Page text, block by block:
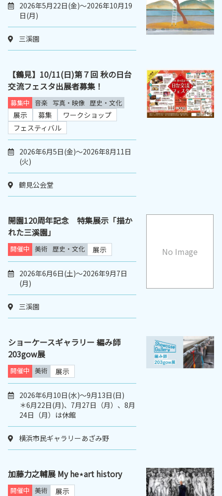
2026年5月22日(金)～2026年10月19
日(月)
三溪園
【鶴見】10/11(日)第７回 秋の日台
交流フェスタ出展者募集！
募集中 音楽 写真・映像 歴史・文化
展示 募集
ワークショップ
フェスティバル
2026年6月5日(金)～2026年8月11日
(火)
鶴見公会堂
No Image
開園120周年記念 特集展示「描か
れた三溪園」
開催中 美術 歴史・文化 展示
2026年6月6日(土)～2026年9月7日
(月)
三溪園
ショーケースギャラリー 編み師
203gow展
開催中 美術 展示
2026年6月10日(水)～9月13日(日)
＊6月22日(月)、7月27日（月）、8月
24日（月）は休館
横浜市民ギャラリーあざみ野
加藤力之輔展 My he⋆art history
開催中 美術 展示